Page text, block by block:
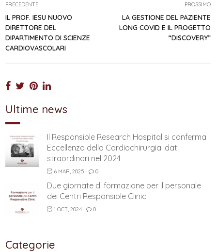
PRECEDENTE
IL PROF. IESU NUOVO
DIRETTORE DEL
DIPARTIMENTO DI SCIENZE
CARDIOVASCOLARI
PROSSIMO
LA GESTIONE DEL PAZIENTE
LONG COVID E IL PROGETTO
“DISCOVERY”
Ultime news
Il Responsible Research Hospital si conferma
Eccellenza della Cardiochirurgia: dati
straordinari nel 2024
6 MAR, 2025 0
Due giornate di formazione per il personale
dei Centri Responsible Clinic
1 OCT, 2024 0
Categorie